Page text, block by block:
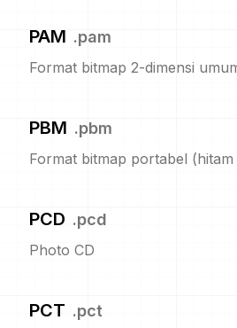
PAM .pam
Format bitmap 2-dimensi
PBM .pbm
Format bitmap portabel
PCD .pcd
Photo CD
PCT .pct